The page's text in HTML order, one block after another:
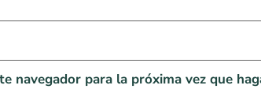
navegador para la próxima vez que